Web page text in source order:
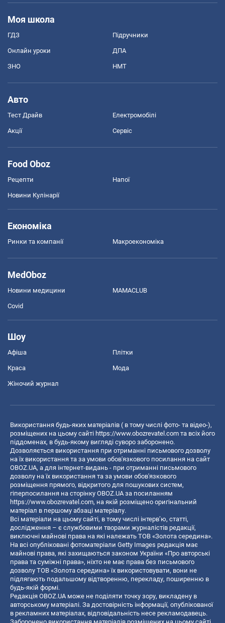
Моя школа
ГДЗ Підручники
Онлайн уроки ДПА
ЗНО НМТ
Авто
Тест Драйв Електромобілі
Акції Сервіс
Food Oboz
Рецепти Напої
Новини Кулінарії
Економіка
Ринки та компанії Макроекономіка
MedOboz
Новини медицини MAMACLUB
Covid
Шоу
Афіша Плітки
Краса Мода
Жіночий журнал
Використання будь-яких матеріалів ( в тому числі фото- та відео-),
розміщених на цьому сайті https://www.obozrevatel.com та всіх його
піддоменах, в будь-якому вигляді суворо заборонено.
Дозволяється використання при отриманні письмового дозволу
на їх використання та за умови обов'язкового посилання на сайт
OBOZ.UA, а для інтернет-видань - при отриманні письмового
дозволу на їх використання та за умови обов'язкового
розміщення прямого, відкритого для пошукових систем,
гіперпосилання на сторінку OBOZ.UA за посиланням
https://www.obozrevatel.com, на якій розміщено оригінальний
матеріал в першому абзаці матеріалу.
Всі матеріали на цьому сайті, в тому числі інтерв’ю, статті,
дослідження – є службовими творами журналістів редакції,
виключні майнові права на які належать ТОВ «Золота середина».
На всі опубліковані фотоматеріали Getty Images редакція має
майнові права, які захищаються законом України «Про авторські
права та суміжні права», ніхто не має права без письмового
дозволу ТОВ «Золота середина» їх використовувати, вони не
підлягають подальшому відтворенню, перекладу, поширенню в
будь-якій формі.
Редакція OBOZ.UA може не поділяти точку зору, викладену в
авторському матеріалі. За достовірність інформації, опублікованої
в рекламних матеріалах, відповідальність несе рекламодавець.